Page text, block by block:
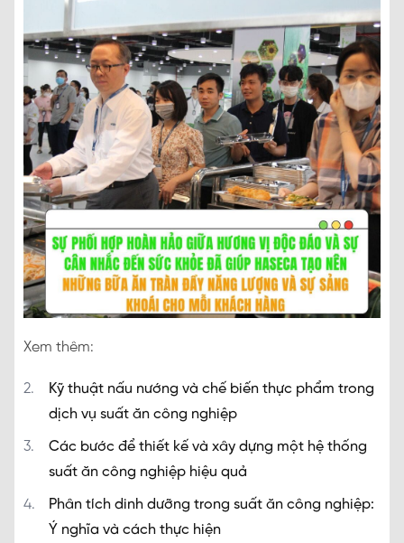
Xem thêm:
Kỹ thuật nấu nướng và chế biến thực phẩm trong
dịch vụ suất ăn công nghiệp
Các bước để thiết kế và xây dựng một hệ thống
suất ăn công nghiệp hiệu quả
Phân tích dinh dưỡng trong suất ăn công nghiệp:
Ý nghĩa và cách thực hiện